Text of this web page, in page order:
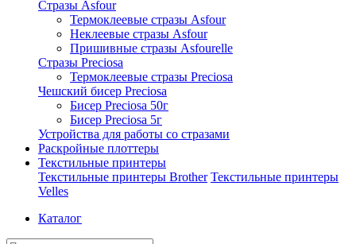
Стразы Asfour
Термоклеевые стразы Asfour
Неклеевые стразы Asfour
Пришивные стразы Asfourelle
Стразы Preciosa
Термоклеевые стразы Preciosa
Чешский бисер Preciosa
Бисер Preciosa 50г
Бисер Preciosa 5г
Устройства для работы со стразами
Раскройные плоттеры
Текстильные принтеры
Текстильные принтеры Brother Текстильные принтеры
Velles
Каталог